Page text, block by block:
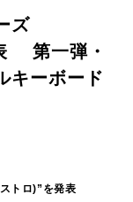
ズ
第一弾・
キーボード
トロ)”を発表